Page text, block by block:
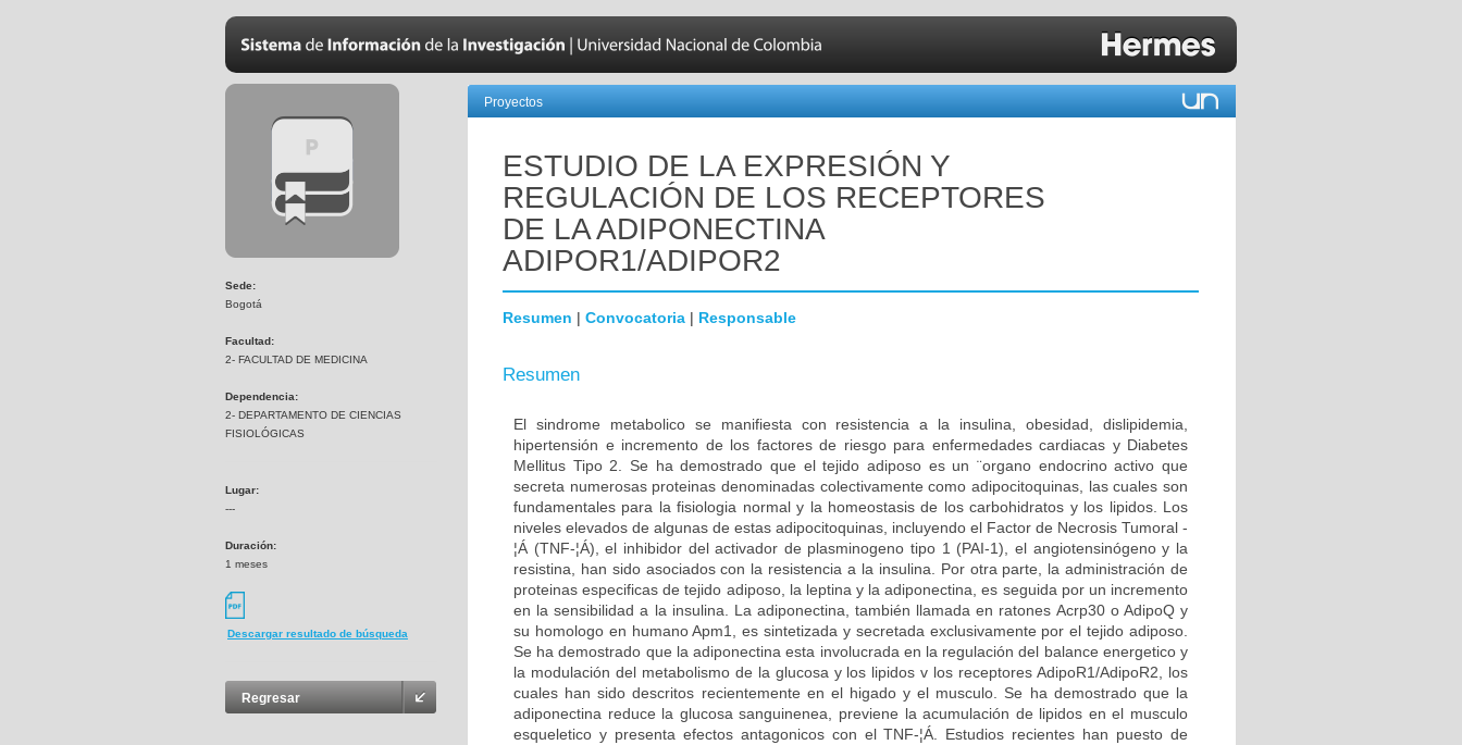
Sede:
Bogotá
Facultad:
2- FACULTAD DE MEDICINA
Dependencia:
2- DEPARTAMENTO DE CIENCIAS
FISIOLÓGICAS
Lugar:
---
Duración:
1 meses
Descargar resultado de búsqueda
Regresar
Proyectos
ESTUDIO DE LA EXPRESIÓN Y
REGULACIÓN DE LOS RECEPTORES
DE LA ADIPONECTINA
ADIPOR1/ADIPOR2
Resumen | Convocatoria | Responsable
Resumen
El sindrome metabolico se manifiesta con resistencia a la insulina, obesidad, dislipidemia,
hipertensión e incremento de los factores de riesgo para enfermedades cardiacas y Diabetes
Mellitus Tipo 2. Se ha demostrado que el tejido adiposo es un ¨organo endocrino activo que
secreta numerosas proteinas denominadas colectivamente como adipocitoquinas, las cuales son
fundamentales para la fisiologia normal y la homeostasis de los carbohidratos y los lipidos. Los
niveles elevados de algunas de estas adipocitoquinas, incluyendo el Factor de Necrosis Tumoral -
¦Á (TNF-¦Á), el inhibidor del activador de plasminogeno tipo 1 (PAI-1), el angiotensinógeno y la
resistina, han sido asociados con la resistencia a la insulina. Por otra parte, la administración de
proteinas especificas de tejido adiposo, la leptina y la adiponectina, es seguida por un incremento
en la sensibilidad a la insulina. La adiponectina, también llamada en ratones Acrp30 o AdipoQ y
su homologo en humano Apm1, es sintetizada y secretada exclusivamente por el tejido adiposo.
Se ha demostrado que la adiponectina esta involucrada en la regulación del balance energetico y
la modulación del metabolismo de la glucosa y los lipidos v los receptores AdipoR1/AdipoR2, los
cuales han sido descritos recientemente en el higado y el musculo. Se ha demostrado que la
adiponectina reduce la glucosa sanguinenea, previene la acumulación de lipidos en el musculo
esqueletico y presenta efectos antagonicos con el TNF-¦Á. Estudios recientes han puesto de